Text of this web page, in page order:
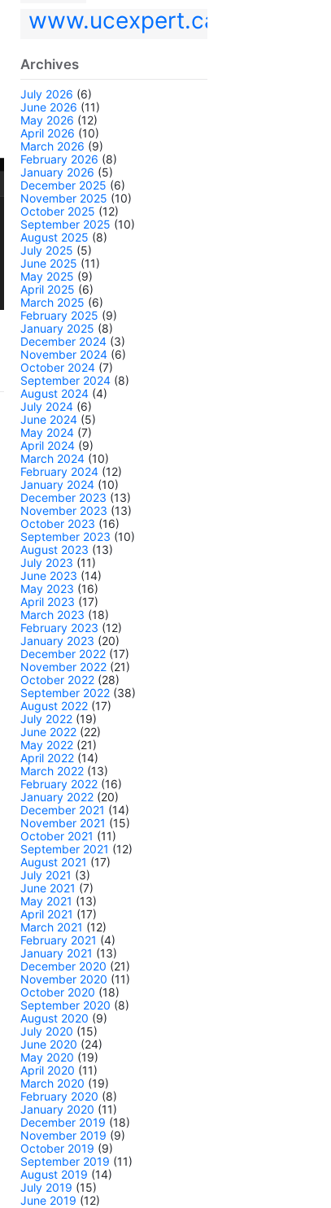
www.ucexpert.ca
Archives
July 2026 (6)
June 2026 (11)
May 2026 (12)
April 2026 (10)
March 2026 (9)
February 2026 (8)
January 2026 (5)
December 2025 (6)
November 2025 (10)
October 2025 (12)
September 2025 (10)
August 2025 (8)
July 2025 (5)
June 2025 (11)
May 2025 (9)
April 2025 (6)
March 2025 (6)
February 2025 (9)
January 2025 (8)
December 2024 (3)
November 2024 (6)
October 2024 (7)
September 2024 (8)
August 2024 (4)
July 2024 (6)
June 2024 (5)
May 2024 (7)
April 2024 (9)
March 2024 (10)
February 2024 (12)
January 2024 (10)
December 2023 (13)
November 2023 (13)
October 2023 (16)
September 2023 (10)
August 2023 (13)
July 2023 (11)
June 2023 (14)
May 2023 (16)
April 2023 (17)
March 2023 (18)
February 2023 (12)
January 2023 (20)
December 2022 (17)
November 2022 (21)
October 2022 (28)
September 2022 (38)
August 2022 (17)
July 2022 (19)
June 2022 (22)
May 2022 (21)
April 2022 (14)
March 2022 (13)
February 2022 (16)
January 2022 (20)
December 2021 (14)
November 2021 (15)
October 2021 (11)
September 2021 (12)
August 2021 (17)
July 2021 (3)
June 2021 (7)
May 2021 (13)
April 2021 (17)
March 2021 (12)
February 2021 (4)
January 2021 (13)
December 2020 (21)
November 2020 (11)
October 2020 (18)
September 2020 (8)
August 2020 (9)
July 2020 (15)
June 2020 (24)
May 2020 (19)
April 2020 (11)
March 2020 (19)
February 2020 (8)
January 2020 (11)
December 2019 (18)
November 2019 (9)
October 2019 (9)
September 2019 (11)
August 2019 (14)
July 2019 (15)
June 2019 (12)